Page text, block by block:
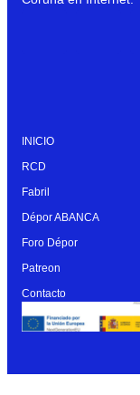
INICIO
RCD
Fabril
Dépor ABANCA
Foro Dépor
Patreon
Contacto